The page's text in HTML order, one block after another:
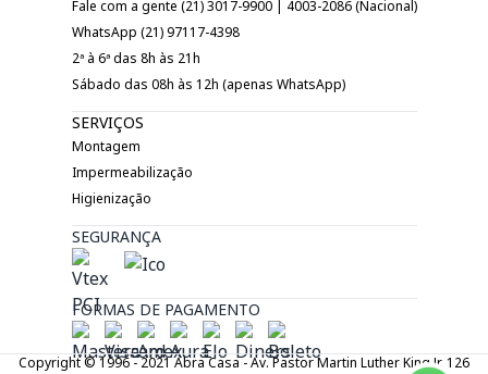
Fale com a gente (21) 3017-9900 | 4003-2086 (Nacional)
WhatsApp (21) 97117-4398
2ª à 6ª das 8h às 21h
Sábado das 08h às 12h (apenas WhatsApp)
SERVIÇOS
Montagem
Impermeabilização
Higienização
SEGURANÇA
FORMAS DE PAGAMENTO
Copyright © 1996 - 2021 Abra Casa - Av. Pastor Martin Luther King Jr. 126